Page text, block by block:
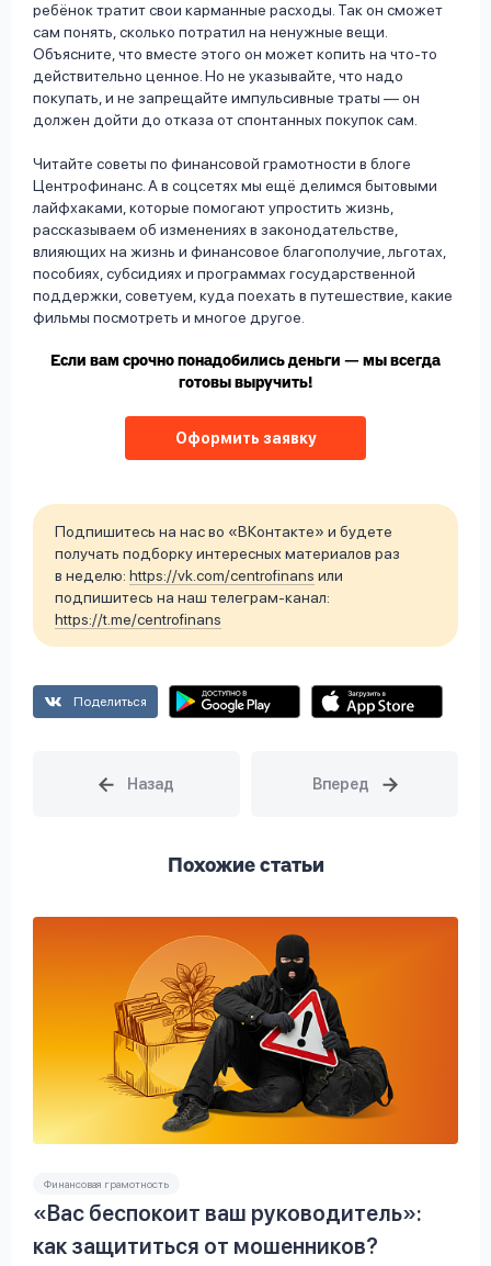
ребёнок тратит свои карманные расходы. Так он сможет
сам понять, сколько потратил на ненужные вещи.
Объясните, что вместе этого он может копить на что-то
действительно ценное. Но не указывайте, что надо
покупать, и не запрещайте импульсивные траты — он
должен дойти до отказа от спонтанных покупок сам.
Читайте советы по финансовой грамотности в блоге
Центрофинанс. А в соцсетях мы ещё делимся бытовыми
лайфхаками, которые помогают упростить жизнь,
рассказываем об изменениях в законодательстве,
влияющих на жизнь и финансовое благополучие, льготах,
пособиях, субсидиях и программах государственной
поддержки, советуем, куда поехать в путешествие, какие
фильмы посмотреть и многое другое.
Если вам срочно понадобились деньги — мы всегда
готовы выручить!
Оформить заявку
Подпишитесь на нас во «ВКонтакте» и будете
получать подборку интересных материалов раз
в неделю: https://vk.com/centrofinans или
подпишитесь на наш телеграм-канал:
https://t.me/centrofinans
Поделиться
Похожие статьи
Финансовая грамотность
«Вас беспокоит ваш руководитель»:
как защититься от мошенников?